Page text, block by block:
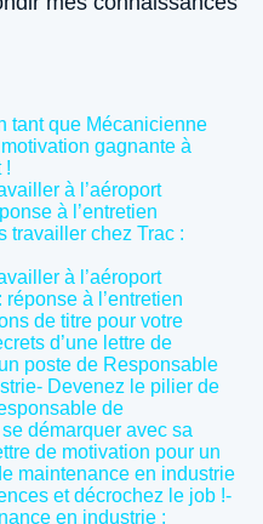
tant que Mécanicienne
gagnante à
!
à l’aéroport
à l’entretien
travailler chez Trac :
à l’aéroport
à l’entretien
de titre pour votre
d’une lettre de
poste de Responsable
Devenez le pilier de
de
démarquer avec sa
de motivation pour un
maintenance en industrie
et décrochez le job !-
en industrie :